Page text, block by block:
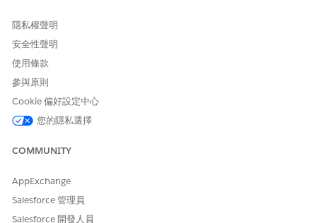
隱私權聲明
安全性聲明
使用條款
參與原則
Cookie 偏好設定中心
您的隱私選擇
COMMUNITY
AppExchange
Salesforce 管理員
Salesforce 開發人員